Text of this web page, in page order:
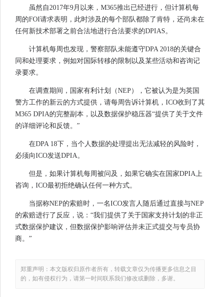
虽然自2017年9月以来，M365推出已经进行，但计算机每
周的FOI请求表明，此时涉及的每个部队都除了肯特，还尚未在
任何新技术部署之前合法地进行合法要求的DPIAS。
计算机每周也发现，警察部队未能遵守DPA 2018的关键合
同和处理要求，例如对国际转移的限制以及某些活动和咨询记
录要求。
在调查期间，国家有利计划（NEP），它被认为是为英国
警方工作的新云的方式提供，请每周告诉计算机，ICO收到了其
M365 DPIA的完整副本，以及数据保护稳压器“提供了关于文件
的详细评论和反馈。”
在DPA 18下，当个人数据的处理提出无法减轻的风险时，
必须向ICO发送DPIA。
但是，如果计算机每周被问及，如果它确实在国家DPIA上
咨询，ICO最初拒绝确认任何一种方式。
当据称NEP的索赔时，一名ICO发言人随后通过直接与NEP
的索赔进行了反应，说：“我们提供了关于国家支持计划的非正
式数据保护建议，但数据保护影响评估并未正式提交与专员协
商。”
郑重声明：本文版权归原作者所有，转载文章仅为传播更多信息之目
的，如有侵权行为，请第一时间联系我们修改或删除，多谢。